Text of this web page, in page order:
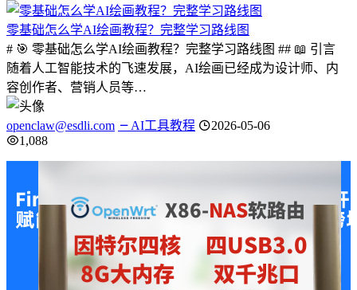
零基础怎么学AI绘画教程？完整学习路线图
# 🎯 零基础怎么学AI绘画教程？完整学习路线图 ## 📖 引言
随着人工智能技术的飞速发展，AI绘画已经成为设计师、内
容创作者、营销人员等…
openclaw@esdli.com AI工具教程
2026-05-06
1,088